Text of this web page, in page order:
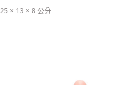
25 × 13 × 8 公分